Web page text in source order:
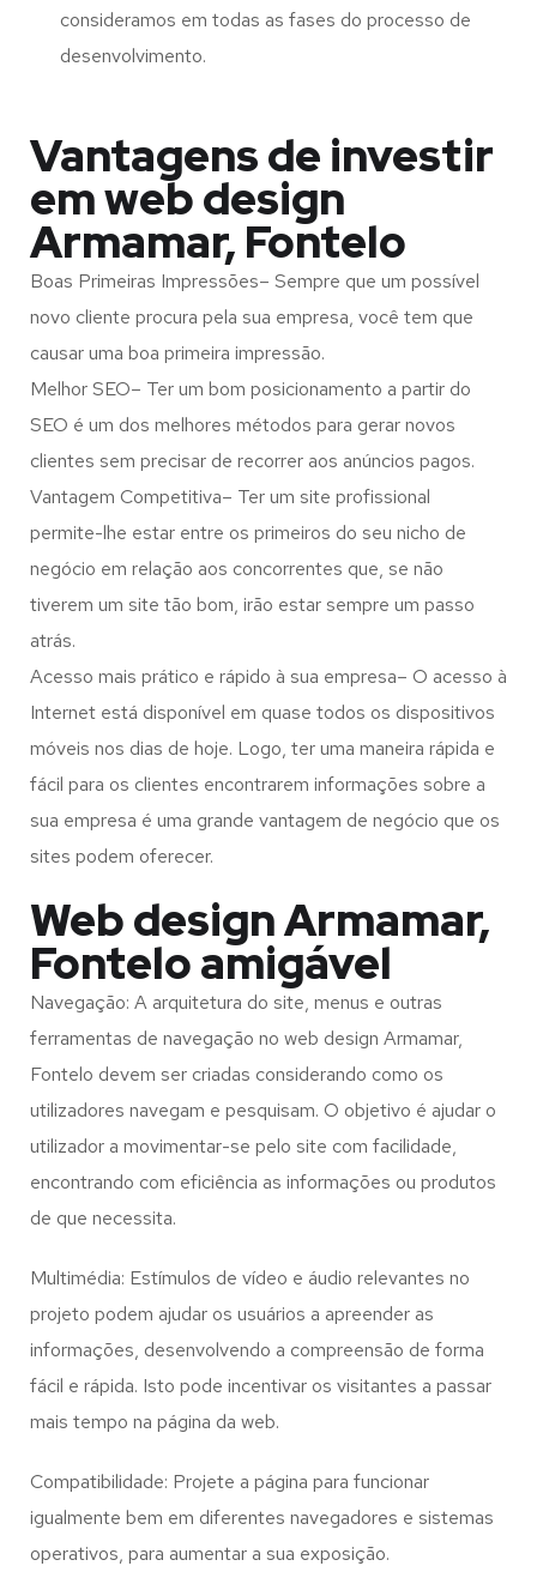
consideramos em todas as fases do processo de
desenvolvimento.
Vantagens de investir
em web design
Armamar, Fontelo
Boas Primeiras Impressões– Sempre que um possível
novo cliente procura pela sua empresa, você tem que
causar uma boa primeira impressão.
Melhor SEO– Ter um bom posicionamento a partir do
SEO é um dos melhores métodos para gerar novos
clientes sem precisar de recorrer aos anúncios pagos.
Vantagem Competitiva– Ter um site profissional
permite-lhe estar entre os primeiros do seu nicho de
negócio em relação aos concorrentes que, se não
tiverem um site tão bom, irão estar sempre um passo
atrás.
Acesso mais prático e rápido à sua empresa– O acesso à
Internet está disponível em quase todos os dispositivos
móveis nos dias de hoje. Logo, ter uma maneira rápida e
fácil para os clientes encontrarem informações sobre a
sua empresa é uma grande vantagem de negócio que os
sites podem oferecer.
Web design Armamar,
Fontelo amigável
Navegação: A arquitetura do site, menus e outras
ferramentas de navegação no web design Armamar,
Fontelo devem ser criadas considerando como os
utilizadores navegam e pesquisam. O objetivo é ajudar o
utilizador a movimentar-se pelo site com facilidade,
encontrando com eficiência as informações ou produtos
de que necessita.
Multimédia: Estímulos de vídeo e áudio relevantes no
projeto podem ajudar os usuários a apreender as
informações, desenvolvendo a compreensão de forma
fácil e rápida. Isto pode incentivar os visitantes a passar
mais tempo na página da web.
Compatibilidade: Projete a página para funcionar
igualmente bem em diferentes navegadores e sistemas
operativos, para aumentar a sua exposição.